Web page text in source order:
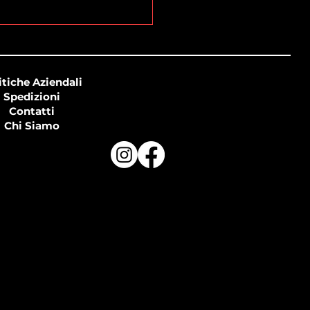
Aziendali
Spedizioni
Contatti
Chi Siamo